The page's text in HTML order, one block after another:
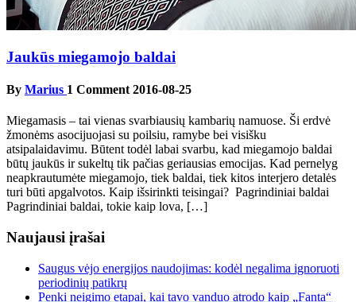
Jaukūs miegamojo baldai
By Marius 1 Comment 2016-08-25
Miegamasis – tai vienas svarbiausių kambarių namuose. Ši erdvė
žmonėms asocijuojasi su poilsiu, ramybe bei visišku
atsipalaidavimu. Būtent todėl labai svarbu, kad miegamojo baldai
būtų jaukūs ir sukeltų tik pačias geriausias emocijas. Kad pernelyg
neapkrautumėte miegamojo, tiek baldai, tiek kitos interjero detalės
turi būti apgalvotos. Kaip išsirinkti teisingai? Pagrindiniai baldai
Pagrindiniai baldai, tokie kaip lova, […]
Naujausi įrašai
Saugus vėjo energijos naudojimas: kodėl negalima ignoruoti
periodinių patikrų
Penki neigimo etapai, kai tavo vanduo atrodo kaip „Fanta“